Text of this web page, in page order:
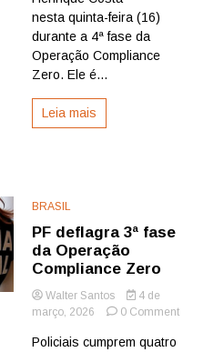
nesta quinta-feira (16)
durante a 4ª fase da
Operação Compliance
Zero. Ele é...
Leia mais
BRASIL
PF deflagra 3ª fase
da Operação
Compliance Zero
Walter Santos
4 de
março, 2026
0 Commenton
Policiais cumprem quatro